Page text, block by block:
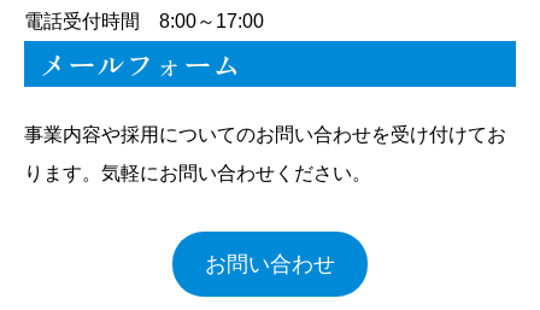
電話受付時間 8:00～17:00
メールフォーム
事業内容や採用についてのお問い合わせを受け付けてお
ります。気軽にお問い合わせください。
お問い合わせ